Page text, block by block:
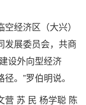
经济区（大兴）
发展委员会，共商
设外向型经济
。”罗伯明说。
苏 民 杨学聪 陈